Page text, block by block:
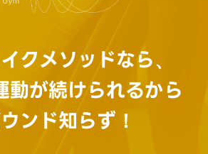
クメソッドなら、
動が続けられるから
ンド知らず！